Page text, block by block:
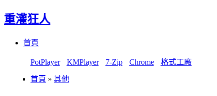
重灌狂人
首頁
PotPlayer KMPlayer 7-Zip Chrome 格式工廠
首頁 » 其他